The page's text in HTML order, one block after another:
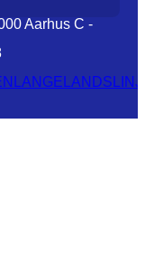
Aarhus C -